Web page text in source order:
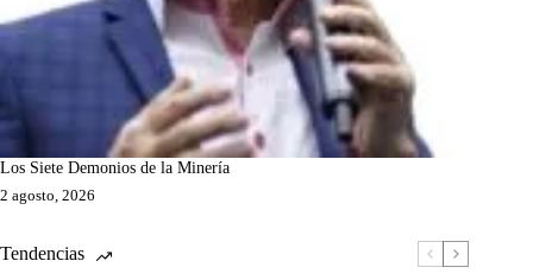
Los Siete Demonios de la Minería
2 agosto, 2026
Tendencias